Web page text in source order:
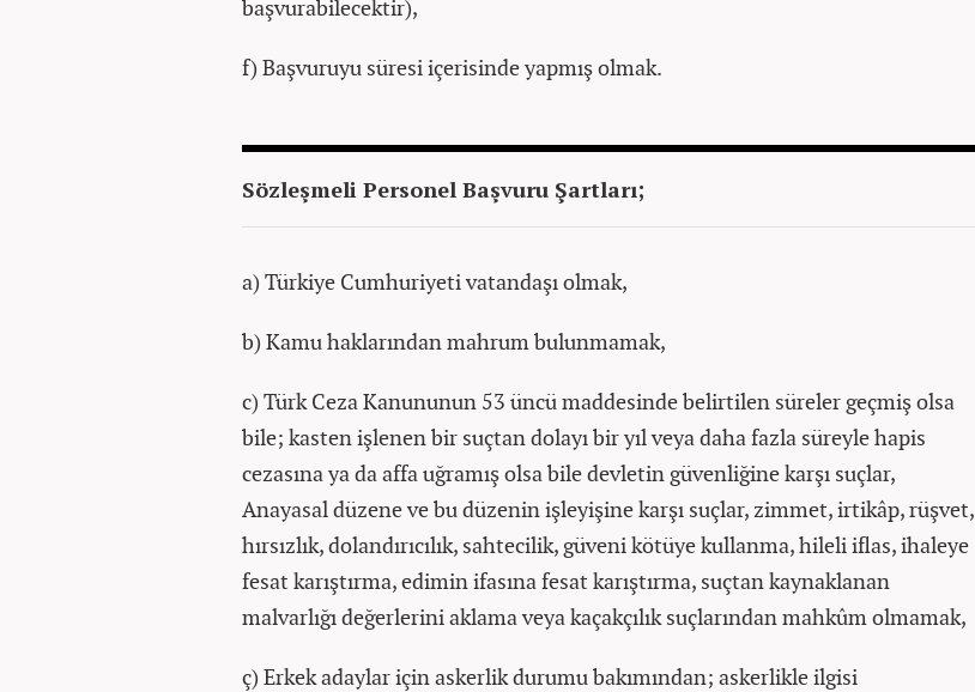
başvurabilecektir),
f) Başvuruyu süresi içerisinde yapmış olmak.
Sözleşmeli Personel Başvuru Şartları;
a) Türkiye Cumhuriyeti vatandaşı olmak,
b) Kamu haklarından mahrum bulunmamak,
c) Türk Ceza Kanununun 53 üncü maddesinde belirtilen süreler geçmiş olsa
bile; kasten işlenen bir suçtan dolayı bir yıl veya daha fazla süreyle hapis
cezasına ya da affa uğramış olsa bile devletin güvenliğine karşı suçlar,
Anayasal düzene ve bu düzenin işleyişine karşı suçlar, zimmet, irtikâp, rüşvet,
hırsızlık, dolandırıcılık, sahtecilik, güveni kötüye kullanma, hileli iflas, ihaleye
fesat karıştırma, edimin ifasına fesat karıştırma, suçtan kaynaklanan
malvarlığı değerlerini aklama veya kaçakçılık suçlarından mahkûm olmamak,
ç) Erkek adaylar için askerlik durumu bakımından; askerlikle ilgisi